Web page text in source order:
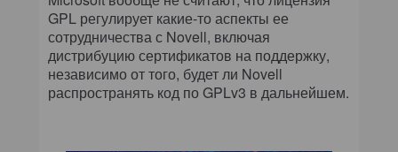
GPL регулирует какие-то аспекты ее
сотрудничества с Novell, включая
дистрибуцию сертификатов на поддержку,
независимо от того, будет ли Novell
распространять код по GPLv3 в дальнейшем.